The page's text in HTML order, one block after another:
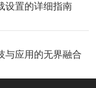
设置的详细指南
与应用的无界融合